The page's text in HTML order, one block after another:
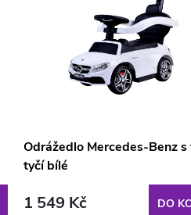
Odrážedlo Mercedes-Benz s
tyčí bílé
1 549 Kč DO